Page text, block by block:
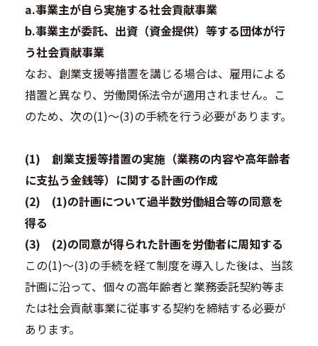
a.事業主が自ら実施する社会貢献事業
b.事業主が委託、出資（資金提供）等する団体が行
う社会貢献事業
なお、創業支援等措置を講じる場合は、雇用による
措置と異なり、労働関係法令が適用されません。こ
のため、次の(1)～(3)の手続を行う必要があります。
(1) 創業支援等措置の実施（業務の内容や高年齢者
に支払う金銭等）に関する計画の作成
(2) (1)の計画について過半数労働組合等の同意を
得る
(3) (2)の同意が得られた計画を労働者に周知する
この(1)～(3)の手続を経て制度を導入した後は、当該
計画に沿って、個々の高年齢者と業務委託契約等ま
たは社会貢献事業に従事する契約を締結する必要が
あります。